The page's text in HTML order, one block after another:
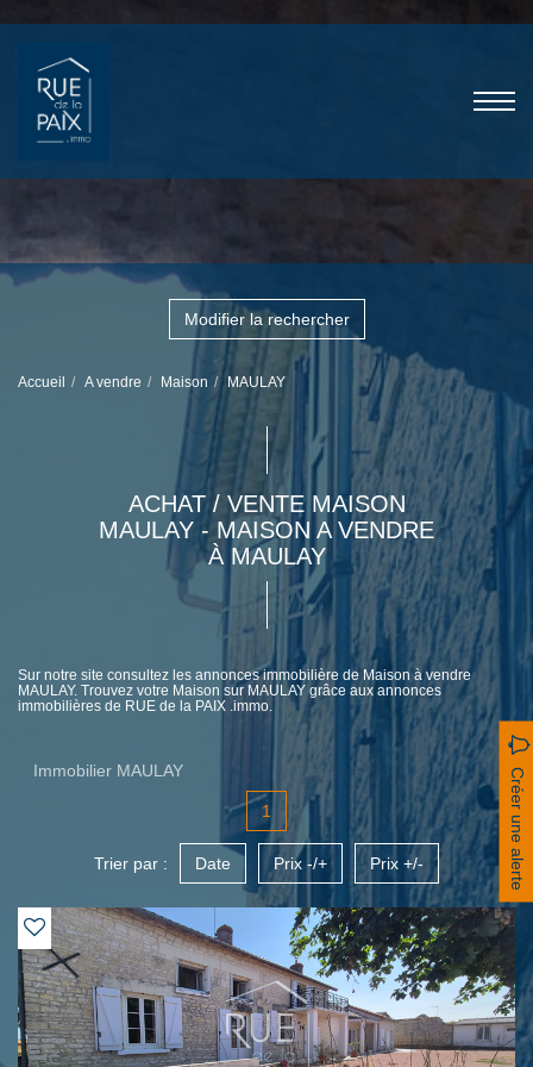
Modifier la rechercher
Accueil A vendre Maison MAULAY
ACHAT / VENTE MAISON
MAULAY - MAISON A VENDRE
À MAULAY
Sur notre site consultez les annonces immobilière de Maison à vendre
MAULAY. Trouvez votre Maison sur MAULAY grâce aux annonces
immobilières de RUE de la PAIX .immo.
Immobilier MAULAY Créer une alerte
1
Trier par : Date Prix -/+ Prix +/-